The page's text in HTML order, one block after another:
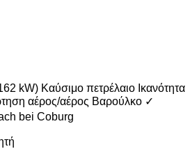
kW) Καύσιμο πετρέλαιο Ικανότητα
αέρος/αέρος Βαρούλκο ✓
bei Coburg